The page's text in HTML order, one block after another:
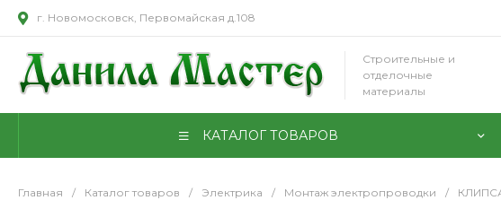
г. Новомосковск, Первомайская д.108
Строительные и
отделочные
материалы
КАТАЛОГ ТОВАРОВ
Главная / Каталог товаров / Электрика / Монтаж электропроводки /